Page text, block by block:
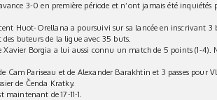
3-0 en première période et n’ont jamais été inquiétés
Huot-Orellana a poursuivi sur sa lancée en inscrivant 3
buteurs de la ligue avec 35 buts.
Xavier Borgia a lui aussi connu un match de 5 points (1-4).
Cam Pariseau et de Alexander Barakhtin et 3 passes pour
de Čenda Kratky.
maintenant de 17-11-1.